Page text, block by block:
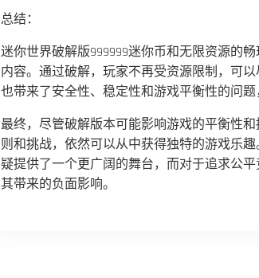
总结：
迷你世界破解版999999迷你币和无限资源的
内容。通过破解，玩家不再受资源限制，可
也带来了安全性、稳定性和游戏平衡性的问
最终，尽管破解版本可能影响游戏的平衡性
则和挑战，依然可以从中获得独特的游戏乐
疑提供了一个更广阔的舞台，而对于追求公
其带来的负面影响。